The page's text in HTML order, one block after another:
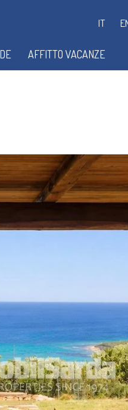
IT
AFFITTO VACANZE